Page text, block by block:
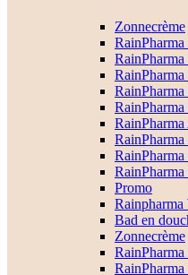
Zonnecrème
RainPharma
RainPharma
RainPharma
RainPharma
Promo
Rainpharma
Bad en
Zonnecrème
RainPharma
RainPharma